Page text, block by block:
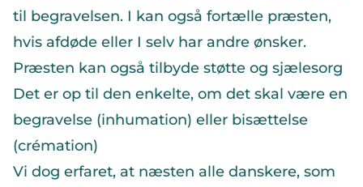
til begravelsen. I kan også fortælle præsten,
hvis afdøde eller I selv har andre ønsker.
Præsten kan også tilbyde støtte og sjælesorg
Det er op til den enkelte, om det skal være en
begravelse (inhumation) eller bisættelse
(crémation)
Vi dog erfaret, at næsten alle danskere, som